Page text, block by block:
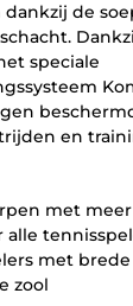
de
speciale
en
met
alle
met
zool